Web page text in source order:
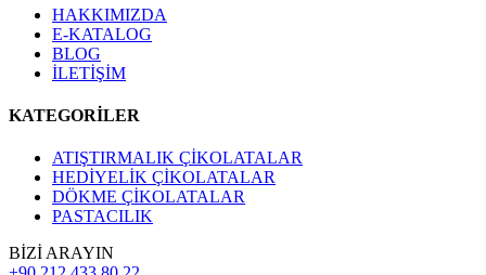
HAKKIMIZDA
E-KATALOG
BLOG
İLETİŞİM
KATEGORİLER
ATIŞTIRMALIK ÇİKOLATALAR
HEDİYELİK ÇİKOLATALAR
DÖKME ÇİKOLATALAR
PASTACILIK
BİZİ ARAYIN